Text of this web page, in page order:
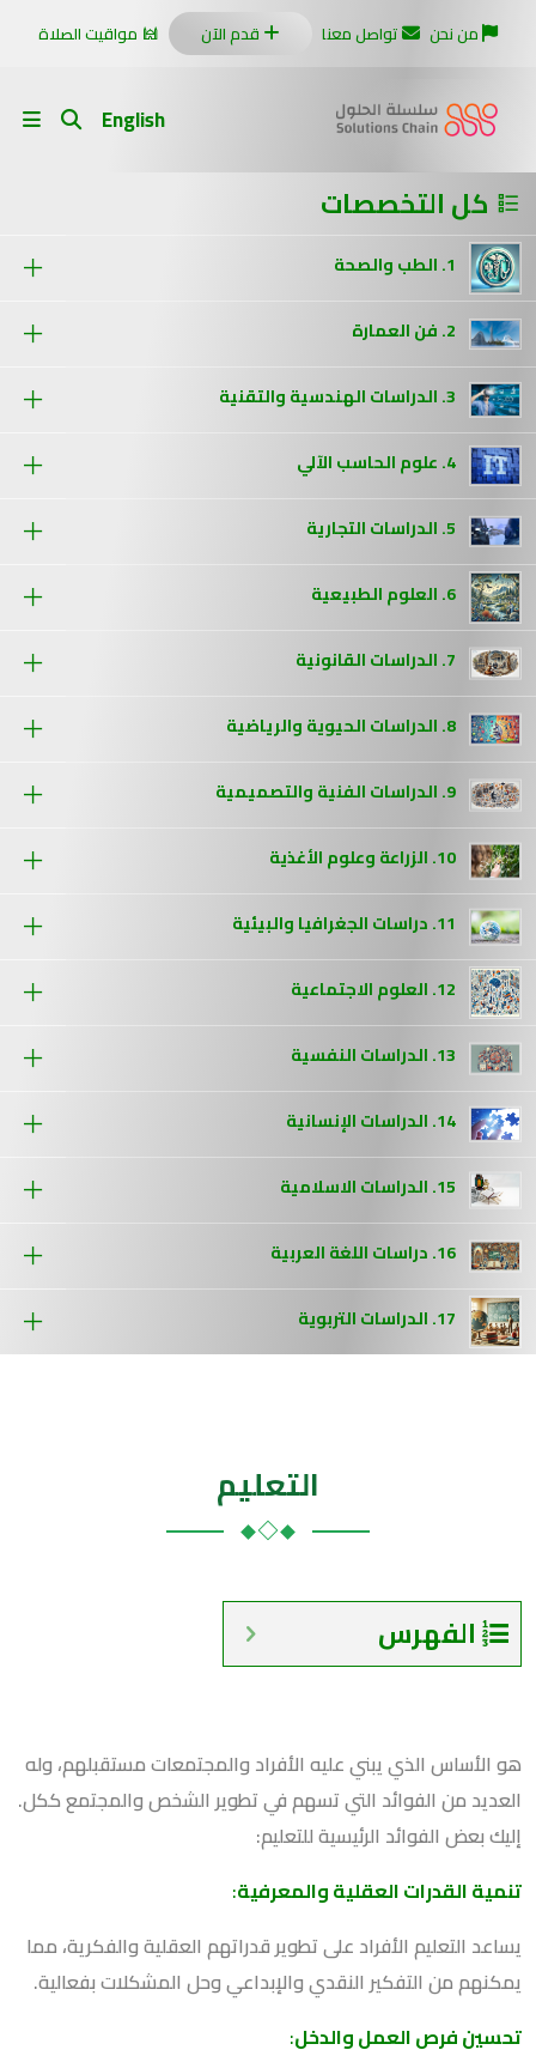
من نحن تواصل معنا قدم الآن مواقيت الصلاة
English
كل التخصصات
1. الطب والصحة
2. فن العمارة
3. الدراسات الهندسية والتقنية
4. علوم الحاسب الآلي
5. الدراسات التجارية
6. العلوم الطبيعية
7. الدراسات القانونية
8. الدراسات الحيوية والرياضية
9. الدراسات الفنية والتصميمية
10. الزراعة وعلوم الأغذية
11. دراسات الجغرافيا والبيئية
12. العلوم الاجتماعية
13. الدراسات النفسية
14. الدراسات الإنسانية
15. الدراسات الاسلامية
16. دراسات اللغة العربية
17. الدراسات التربوية
التعليم
الفهرس
هو الأساس الذي يبني عليه الأفراد والمجتمعات مستقبلهم، وله
العديد من الفوائد التي تسهم في تطوير الشخص والمجتمع ككل.
إليك بعض الفوائد الرئيسية للتعليم:
تنمية القدرات العقلية والمعرفية:
يساعد التعليم الأفراد على تطوير قدراتهم العقلية والفكرية، مما
يمكنهم من التفكير النقدي والإبداعي وحل المشكلات بفعالية.
تحسين فرص العمل والدخل: